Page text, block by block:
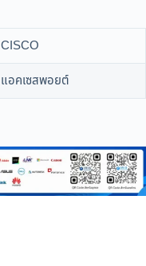
CISCO
แอคเซสพอยต์